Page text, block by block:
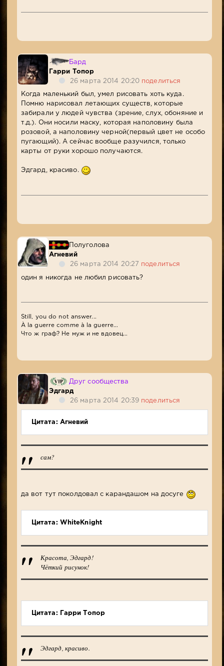
Бард
Гарри Топор
26 марта 2014 20:20 поделиться
Когда маленький был, умел рисовать хоть куда.
Помню нарисовал летающих существ, которые
забирали у людей чувства (зрение, слух, обоняние и
т.д.). Они носили маску, которая наполовину была
розовой, а наполовину черной(первый цвет не особо
пугающий). А сейчас вообще разучился, только
карты от руки хорошо получаются.
Эдгард, красиво.
Полуголова
Агневий
26 марта 2014 20:27
поделиться
один я никогда не любил рисовать?
Still, you do not answer...
À la guerre comme à la guerre...
Что ж граф? Не муж и не вдовец...
Друг сообщества
Эдгард
26 марта 2014 20:39 поделиться
Цитата: Агневий
сам?
да вот тут поколдовал с карандашом на досуге
Цитата: WhiteKnight
Красота, Эдгард!
Чёткий рисунок!
Цитата: Гарри Топор
Эдгард, красиво.